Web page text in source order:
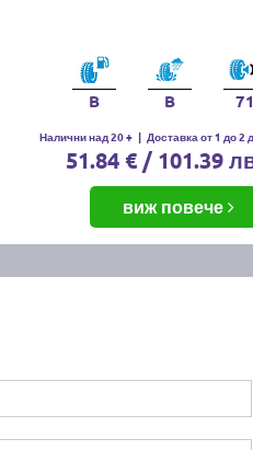
B B 71
Налични над 20 + | Доставка от 1 до 2
51.84 € / 101.39
виж повече